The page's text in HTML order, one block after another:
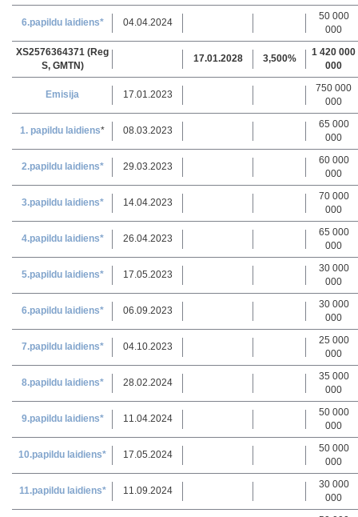
6.papildu laidiens* 04.04.2024
50 000
000
XS2576364371 (Reg
S, GMTN)
17.01.2028 3,500%
1 420 000
000
Emisija 17.01.2023
750 000
000
1. papildu laidiens* 08.03.2023
65 000
000
2.papildu laidiens* 29.03.2023
60 000
000
3.papildu laidiens* 14.04.2023
70 000
000
4.papildu laidiens* 26.04.2023
65 000
000
5.papildu laidiens* 17.05.2023
30 000
000
6.papildu laidiens* 06.09.2023
30 000
000
7.papildu laidiens* 04.10.2023
25 000
000
8.papildu laidiens* 28.02.2024
35 000
000
9.papildu laidiens* 11.04.2024
50 000
000
10.papildu laidiens* 17.05.2024
50 000
000
11.papildu laidiens* 11.09.2024
30 000
000